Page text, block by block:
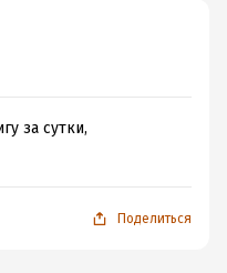
за сутки,
Поделиться